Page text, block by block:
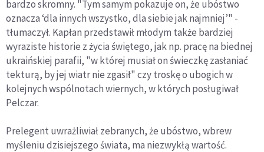
bardzo skromny. "Tym samym pokazuje on, że ubóstwo
oznacza ‘dla innych wszystko, dla siebie jak najmniej’" -
tłumaczył. Kapłan przedstawił młodym także bardziej
wyraziste historie z życia świętego, jak np. pracę na biednej
ukraińskiej parafii, "w której musiał on świeczkę zasłaniać
tekturą, by jej wiatr nie zgasił" czy troskę o ubogich w
kolejnych wspólnotach wiernych, w których posługiwał
Pelczar.
Prelegent uwrażliwiał zebranych, że ubóstwo, wbrew
myśleniu dzisiejszego świata, ma niezwykłą wartość.